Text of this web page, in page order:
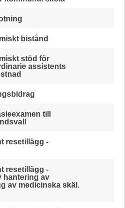
bistånd
stöd för
assistents
till
resetillägg -
resetillägg -
hantering av
av medicinska skäl.